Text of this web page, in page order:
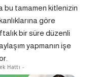
bu tamamen kitlenizin
göre
bir süre düzenli
yapmanın işe
Hattı -